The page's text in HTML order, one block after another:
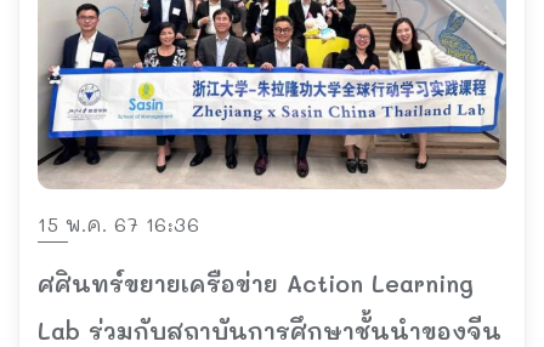
15 พ.ค. 67 16:36
ศศินทร์ขยายเครือข่าย Action Learning
Lab ร่วมกับสถาบันการศึกษาชั้นนำของจีน